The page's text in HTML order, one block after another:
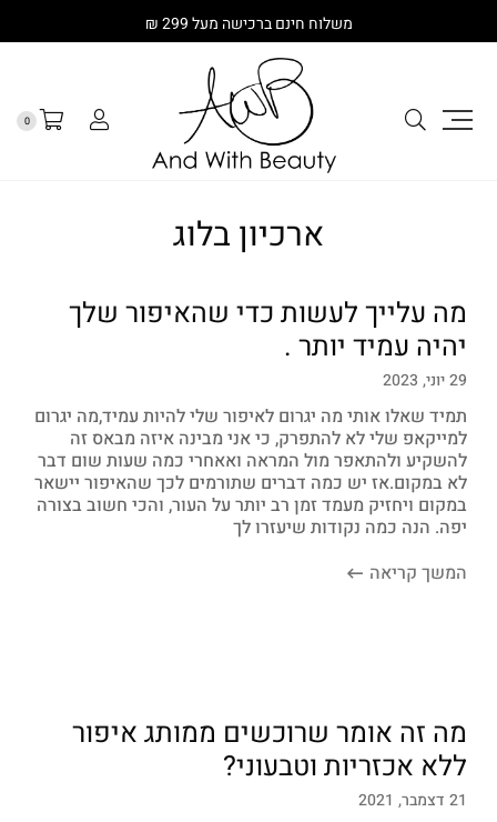
משלוח חינם ברכישה מעל 299 ₪
0
ארכיון בלוג
מה עלייך לעשות כדי שהאיפור שלך
יהיה עמיד יותר .
29 יוני, 2023
תמיד שאלו אותי מה יגרום לאיפור שלי להיות עמיד,מה יגרום
למייקאפ שלי לא להתפרק, כי אני מבינה איזה מבאס זה
להשקיע ולהתאפר מול המראה ואאחרי כמה שעות שום דבר
לא במקום.אז יש כמה דברים שתורמים לכך שהאיפור יישאר
במקום ויחזיק מעמד זמן רב יותר על העור, והכי חשוב בצורה
יפה. הנה כמה נקודות שיעזרו לך
המשך קריאה
מה זה אומר שרוכשים ממותג איפור
ללא אכזריות וטבעוני?
21 דצמבר, 2021